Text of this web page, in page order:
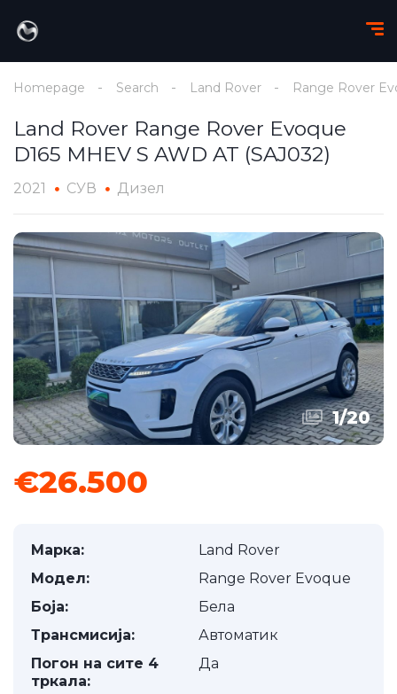
Homepage Search Land Rover Range Rover
Land Rover Range Rover Evoque
D165 MHEV S AWD AT (SAJ032)
2021 СУВ Дизел
1/20
€26.500
Марка:
Land Rover
Модел:
Range Rover Evoque
Боја:
Бела
Трансмисија:
Автоматик
Погон на сите 4
тркала:
Да